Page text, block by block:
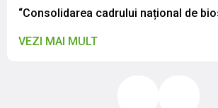
VEZI MAI MULT